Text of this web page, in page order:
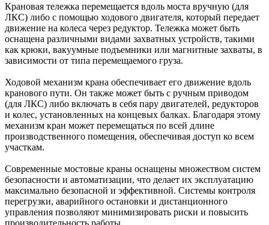
Крановая тележка перемещается вдоль моста вручную (для
ЛКС) либо с помощью ходового двигателя, который передает
движение на колеса через редуктор. Тележка может быть
оснащена различными видами захватных устройств, такими
как крюки, вакуумные подъемники или магнитные захваты, в
зависимости от типа перемещаемого груза.
Ходовой механизм крана обеспечивает его движение вдоль
кранового пути. Он также может быть с ручным приводом
(для ЛКС) либо включать в себя пару двигателей, редукторов
и колес, установленных на концевых балках. Благодаря этому
механизм кран может перемещаться по всей длине
производственного помещения, обеспечивая доступ ко всем
участкам.
Современные мостовые краны оснащены множеством систем
безопасности и автоматизации, что делает их эксплуатацию
максимально безопасной и эффективной. Системы контроля
перегрузки, аварийного остановки и дистанционного
управления позволяют минимизировать риски и повысить
производительность работы.